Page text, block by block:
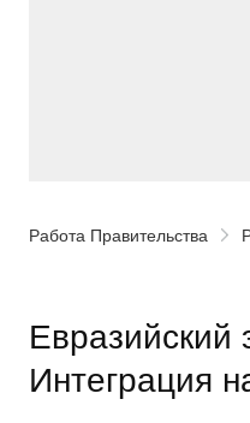
Работа Правительства
Евразийский
Интеграция